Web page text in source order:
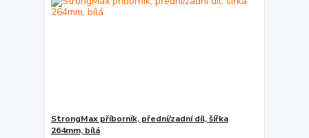
StrongMax příborník, přední/zadní díl, šířka
264mm, bílá